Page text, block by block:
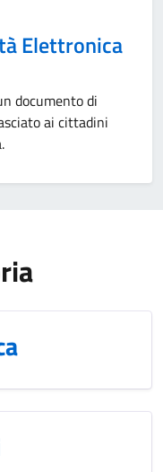
Elettronica
documento di
ai cittadini